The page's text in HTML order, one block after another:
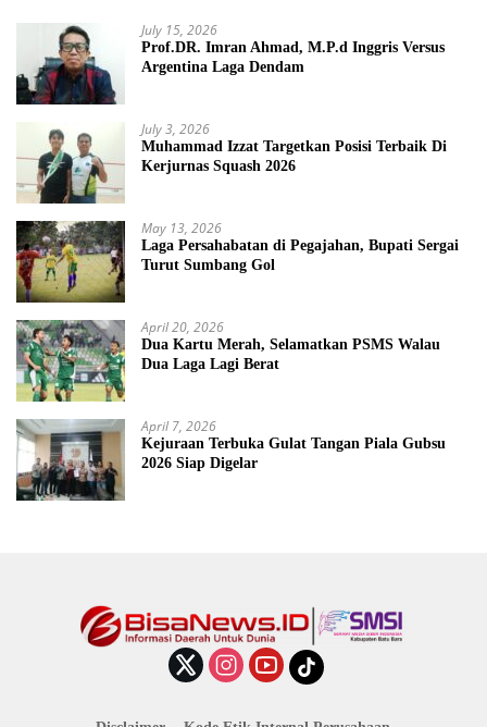
July 15, 2026
Prof.DR. Imran Ahmad, M.P.d Inggris Versus
Argentina Laga Dendam
July 3, 2026
Muhammad Izzat Targetkan Posisi Terbaik Di
Kerjurnas Squash 2026
May 13, 2026
Laga Persahabatan di Pegajahan, Bupati Sergai
Turut Sumbang Gol
April 20, 2026
Dua Kartu Merah, Selamatkan PSMS Walau
Dua Laga Lagi Berat
April 7, 2026
Kejuraan Terbuka Gulat Tangan Piala Gubsu
2026 Siap Digelar